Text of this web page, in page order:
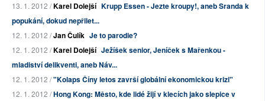
13. 1. 2012 /Karel Dolejší Krupp Essen - Jezte kroupy!, aneb Sranda k
popukání, dokud nepřilet...
12. 1. 2012 /Jan Čulík Je to parodie?
12. 1. 2012 /Karel Dolejší Ježíšek senior, Jeníček s Mařenkou -
mladiství delikventi, aneb Náv...
12. 1. 2012 /"Kolaps Číny letos završí globální ekonomickou krizi"
12. 1. 2012 /Hong Kong: Město, kde lidé žijí v klecích jako slepice v